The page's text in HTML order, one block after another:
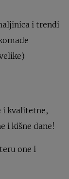
i trendi
i kvalitetne,
i kišne dane!
one i